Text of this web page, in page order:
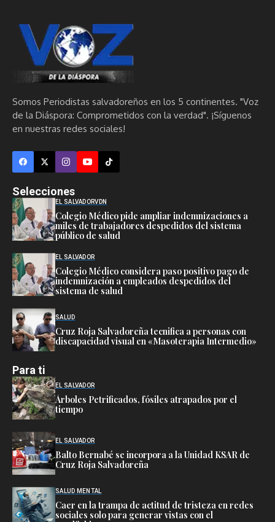
Somos Periodistas salvadoreños en los 5 continentes. "Voz
de la Diáspora: Comprometidos con la verdad". ¡Síguenos
en nuestras redes sociales!
Selecciones
EL SALVADORVDN
Colegio Médico pide ampliar indemnizaciones a
miles de trabajadores despedidos del sistema
público de salud
EL SALVADOR
Colegio Médico considera paso positivo pago de
indemnización a empleados despedidos del
sistema de salud
SALUD
Cruz Roja Salvadoreña tecnifica a personas con
discapacidad visual en «Masoterapia Intermedio»
Para ti
EL SALVADOR
Árboles Petrificados, fósiles atrapados por el
tiempo
EL SALVADOR
Balto Bernabé se incorpora a la Unidad KSAR de
Cruz Roja Salvadoreña
SALUD MENTAL
Caer en la trampa de actitud de tristeza en redes
sociales solo para generar vistas con el